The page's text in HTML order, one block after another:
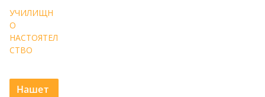
УЧИЛИЩН
О
НАСТОЯТЕЛ
СТВО
Нашет